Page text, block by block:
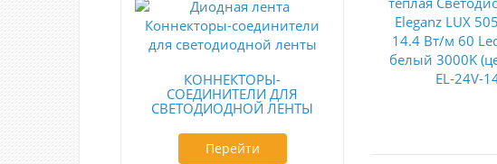
КОННЕКТОРЫ-
СОЕДИНИТЕЛИ ДЛЯ
СВЕТОДИОДНОЙ ЛЕНТЫ
Перейти